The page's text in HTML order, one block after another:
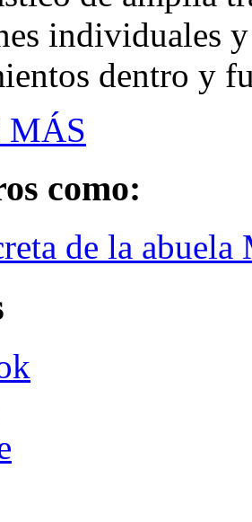
individuales
dentro y
MÁS
como:
de la